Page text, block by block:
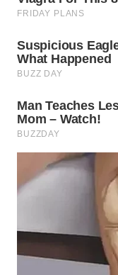
WN
WN
WN DELI
SERDANG
WN